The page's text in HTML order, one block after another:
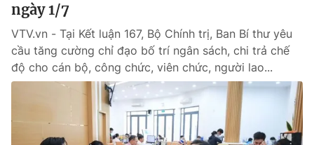
ngày 1/7
VTV.vn - Tại Kết luận 167, Bộ Chính trị, Ban Bí thư yêu
cầu tăng cường chỉ đạo bố trí ngân sách, chi trả chế
độ cho cán bộ, công chức, viên chức, người lao...